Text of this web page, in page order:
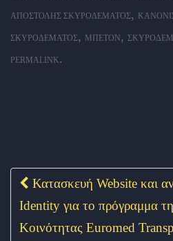
ΑΠΟΣΤΟΛΉΣ ΣΚΥΡΟΔΈΜΑΤΟΣ,
ΣΚΥΡΟΔΈΜΑΤΟΣ, ΜΠΕΤΌΝ,
PERMALINK.
Post
Κατασκευή Website και
Identity για το πρόγραμμα
Κοινότητας Euromed